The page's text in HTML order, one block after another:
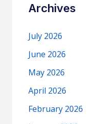
Archives
July 2026
June 2026
May 2026
April 2026
February 2026